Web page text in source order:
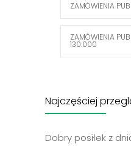
ZAMÓWIENIA
ZAMÓWIENIA
130.000
Najczęściej
Dobry posiłek z